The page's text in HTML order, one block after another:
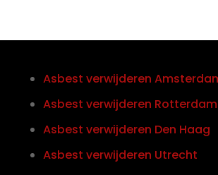
Asbest verwijderen
Asbest verwijderen Rotterdam
Asbest verwijderen Den Haag
Asbest verwijderen Utrecht